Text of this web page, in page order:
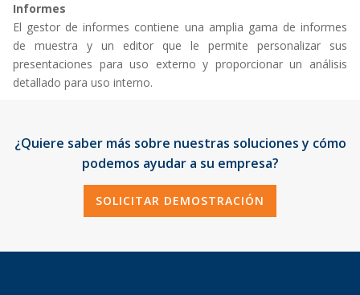
Informes
El gestor de informes contiene una amplia gama de informes
de muestra y un editor que le permite personalizar sus
presentaciones para uso externo y proporcionar un análisis
detallado para uso interno.
¿Quiere saber más sobre nuestras soluciones y cómo
podemos ayudar a su empresa?
SOLICITAR DEMOSTRACIÓN